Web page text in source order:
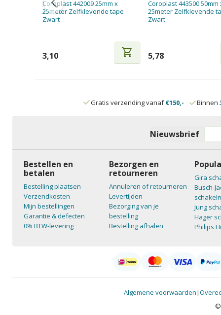
Coroplast 442009 25mm x
25meter Zelfklevende tape
Zwart
3,10 shopping_cart
Coroplast 443500 50mm
25meter Zelfklevende
Zwart
5,78
Gratis verzending vanaf€150,- Binnen
Nieuwsbrief
Bestellen en
betalen
Bestelling plaatsen
Verzendkosten
Mijn bestellingen
Garantie & defecten
0% BTW-levering
Bezorgen en
retourneren
Annuleren of retourneren
Levertijden
Bezorging van je
bestelling
Bestelling afhalen
Gira
Busch-
Jung
Hager
Philips
Algemene voorwaarden|
©